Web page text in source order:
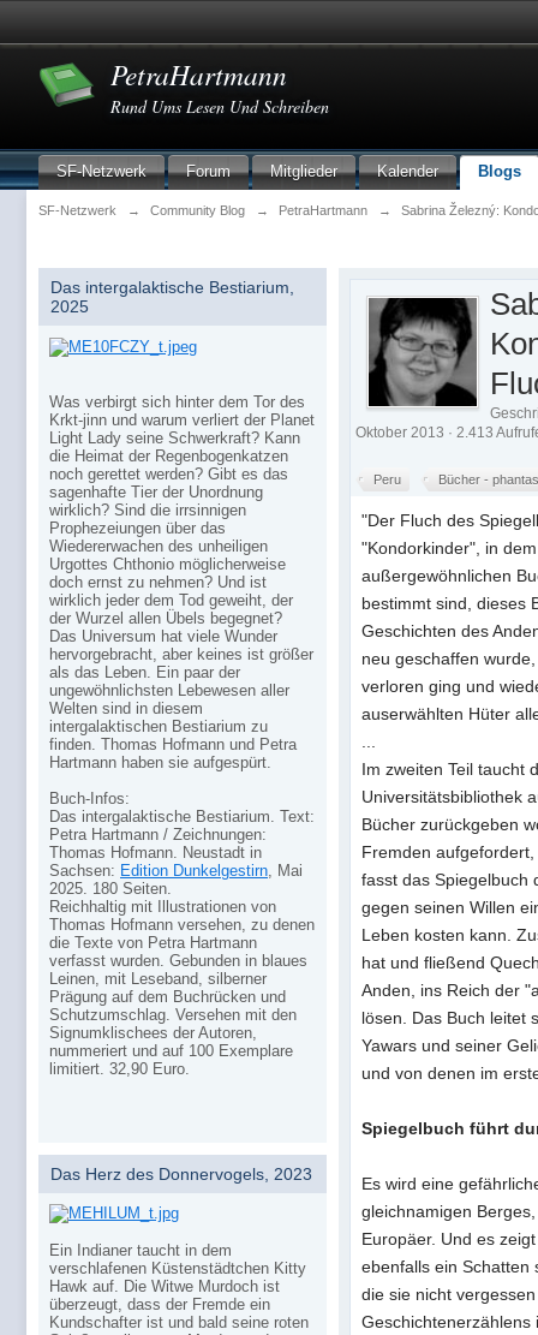
PetraHartmann
Rund Ums Lesen Und Schreiben
SF-Netzwerk Forum Mitglieder Kalender Blogs
SF-Netzwerk → Community Blog → PetraHartmann → Sabrina Železný:
Oktober 2013 · 2.413
Peru Bücher -
"Der Fluch des
"Kondorkinder", in
außergewöhnlichen
bestimmt sind, dieses
Geschichten des
neu geschaffen
verloren ging und
auserwählten Hüter
Im zweiten Teil taucht
Universitätsbibliothek
Bücher zurückgeben
Fremden
fasst das Spiegelbuch
gegen seinen Willen
Leben kosten kann.
hat und fließend
Anden, ins Reich der
lösen. Das Buch leitet
Yawars und seiner
und von denen im
Spiegelbuch führt
Es wird eine
gleichnamigen
Europäer. Und es
ebenfalls ein Schatten
die sie nicht
Geschichtenerzählens
Das intergalaktische Bestiarium,
2025
Was verbirgt sich hinter dem Tor des
Krkt-jinn und warum verliert der Planet
Light Lady seine Schwerkraft? Kann
die Heimat der Regenbogenkatzen
noch gerettet werden? Gibt es das
sagenhafte Tier der Unordnung
wirklich? Sind die irrsinnigen
Prophezeiungen über das
Wiedererwachen des unheiligen
Urgottes Chthonio möglicherweise
doch ernst zu nehmen? Und ist
wirklich jeder dem Tod geweiht, der
der Wurzel allen Übels begegnet?
Das Universum hat viele Wunder
hervorgebracht, aber keines ist größer
als das Leben. Ein paar der
ungewöhnlichsten Lebewesen aller
Welten sind in diesem
intergalaktischen Bestiarium zu
finden. Thomas Hofmann und Petra
Hartmann haben sie aufgespürt.
Buch-Infos:
Das intergalaktische Bestiarium. Text:
Petra Hartmann / Zeichnungen:
Thomas Hofmann. Neustadt in
Sachsen: Edition Dunkelgestirn , Mai
2025. 180 Seiten.
Reichhaltig mit Illustrationen von
Thomas Hofmann versehen, zu denen
die Texte von Petra Hartmann
verfasst wurden. Gebunden in blaues
Leinen, mit Leseband, silberner
Prägung auf dem Buchrücken und
Schutzumschlag. Versehen mit den
Signumklischees der Autoren,
nummeriert und auf 100 Exemplare
limitiert. 32,90 Euro.
Das Herz des Donnervogels, 2023
Ein Indianer taucht in dem
verschlafenen Küstenstädtchen Kitty
Hawk auf. Die Witwe Murdoch ist
überzeugt, dass der Fremde ein
Kundschafter ist und bald seine roten